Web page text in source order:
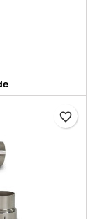
favorite_border